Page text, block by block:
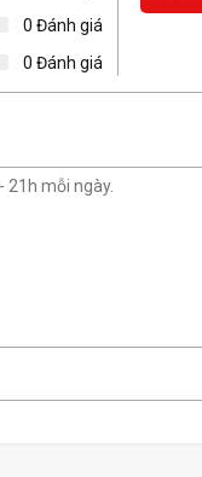
0 Đánh giá
0 Đánh giá